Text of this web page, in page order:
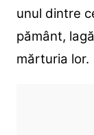
unul dintre
pământ,
mărturia lor.